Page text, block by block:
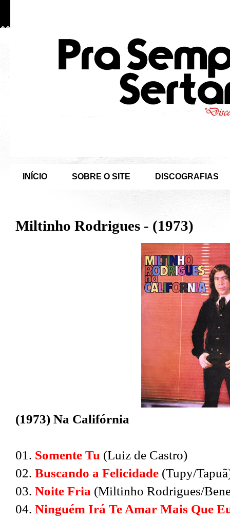
INÍCIO SOBRE O SITE DISCOGRAFIAS
Miltinho Rodrigues - (1973)
(1973) Na Califórnia
01. Somente Tu (Luiz de Castro)
02. Buscando a Felicidade (Tupy/
03. Noite Fria (Miltinho Rodrigues/
04. Ninguém Irá Te Amar Mais Que